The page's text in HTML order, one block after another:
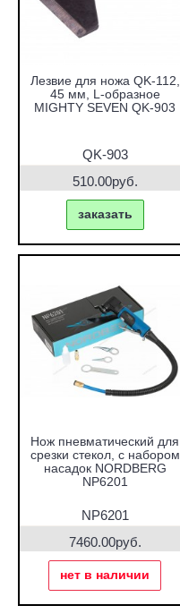
Лезвие для ножа QK-112,
45 мм, L-образное
MIGHTY SEVEN QK-903
QK-903
510.00руб.
заказать
Нож пневматический для
срезки стекол, с набором
насадок NORDBERG
NP6201
NP6201
7460.00руб.
нет в наличии